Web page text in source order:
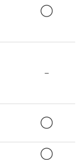
◯
－
◯
◯